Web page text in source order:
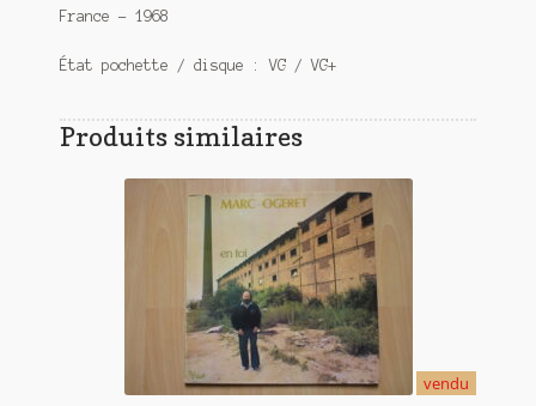
France – 1968
État pochette / disque : VG / VG+
Produits similaires
vendu